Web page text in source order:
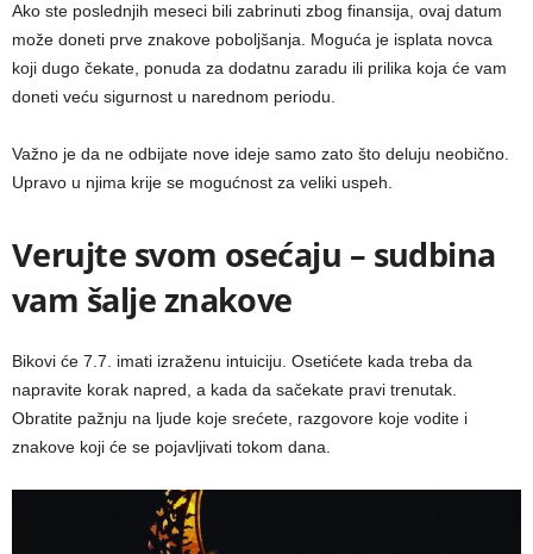
Ako ste poslednjih meseci bili zabrinuti zbog finansija, ovaj datum
može doneti prve znakove poboljšanja. Moguća je isplata novca
koji dugo čekate, ponuda za dodatnu zaradu ili prilika koja će vam
doneti veću sigurnost u narednom periodu.
Važno je da ne odbijate nove ideje samo zato što deluju neobično.
Upravo u njima krije se mogućnost za veliki uspeh.
Verujte svom osećaju – sudbina
vam šalje znakove
Bikovi će 7.7. imati izraženu intuiciju. Osetićete kada treba da
napravite korak napred, a kada da sačekate pravi trenutak.
Obratite pažnju na ljude koje srećete, razgovore koje vodite i
znakove koji će se pojavljivati tokom dana.